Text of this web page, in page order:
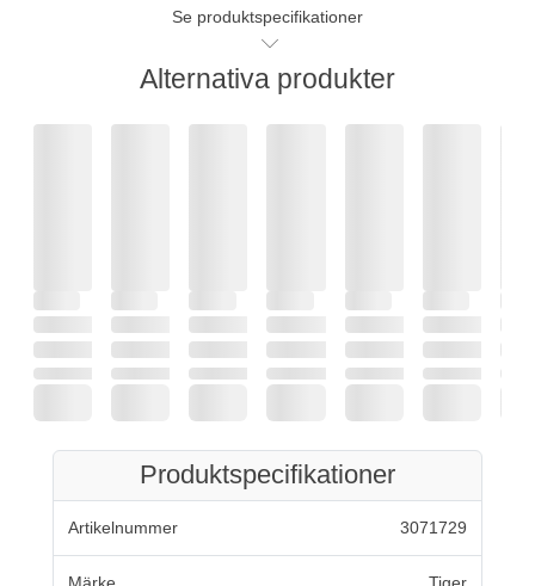
Se produktspecifikationer
Alternativa produkter
Produktspecifikationer
Artikelnummer 3071729
Märke Tiger